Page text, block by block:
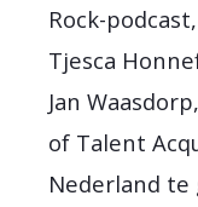
Rock-
Tjesca
Jan
of Talent
Nederland te